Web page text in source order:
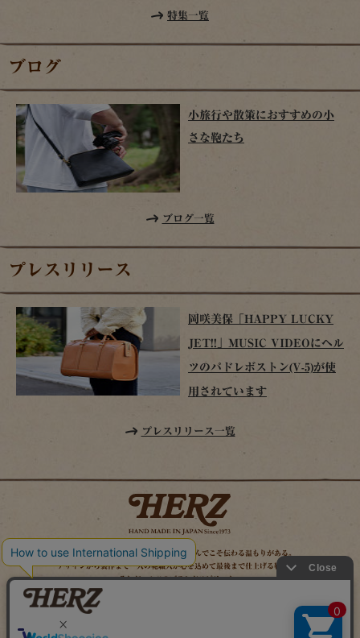
特集一覧
ブログ
小旅行や散策におすすめの小
さな鞄たち
ブログ一覧
プレスリリース
岡咲美保「HAPPY LUCKY
JET!!」MUSIC VIDEOにヘル
ツのパドレボストン(V-5)が使
用されています
プレスリリース一覧
時を経てこそ解る味わいがある。使い込んでこそ伝わる温もりがある。
デザインから製作まで一人の鞄職人が心を込めて最後まで仕上げる鞄作り。
それがヘルツのブランドスピリット。
MAIL MAGAZINE